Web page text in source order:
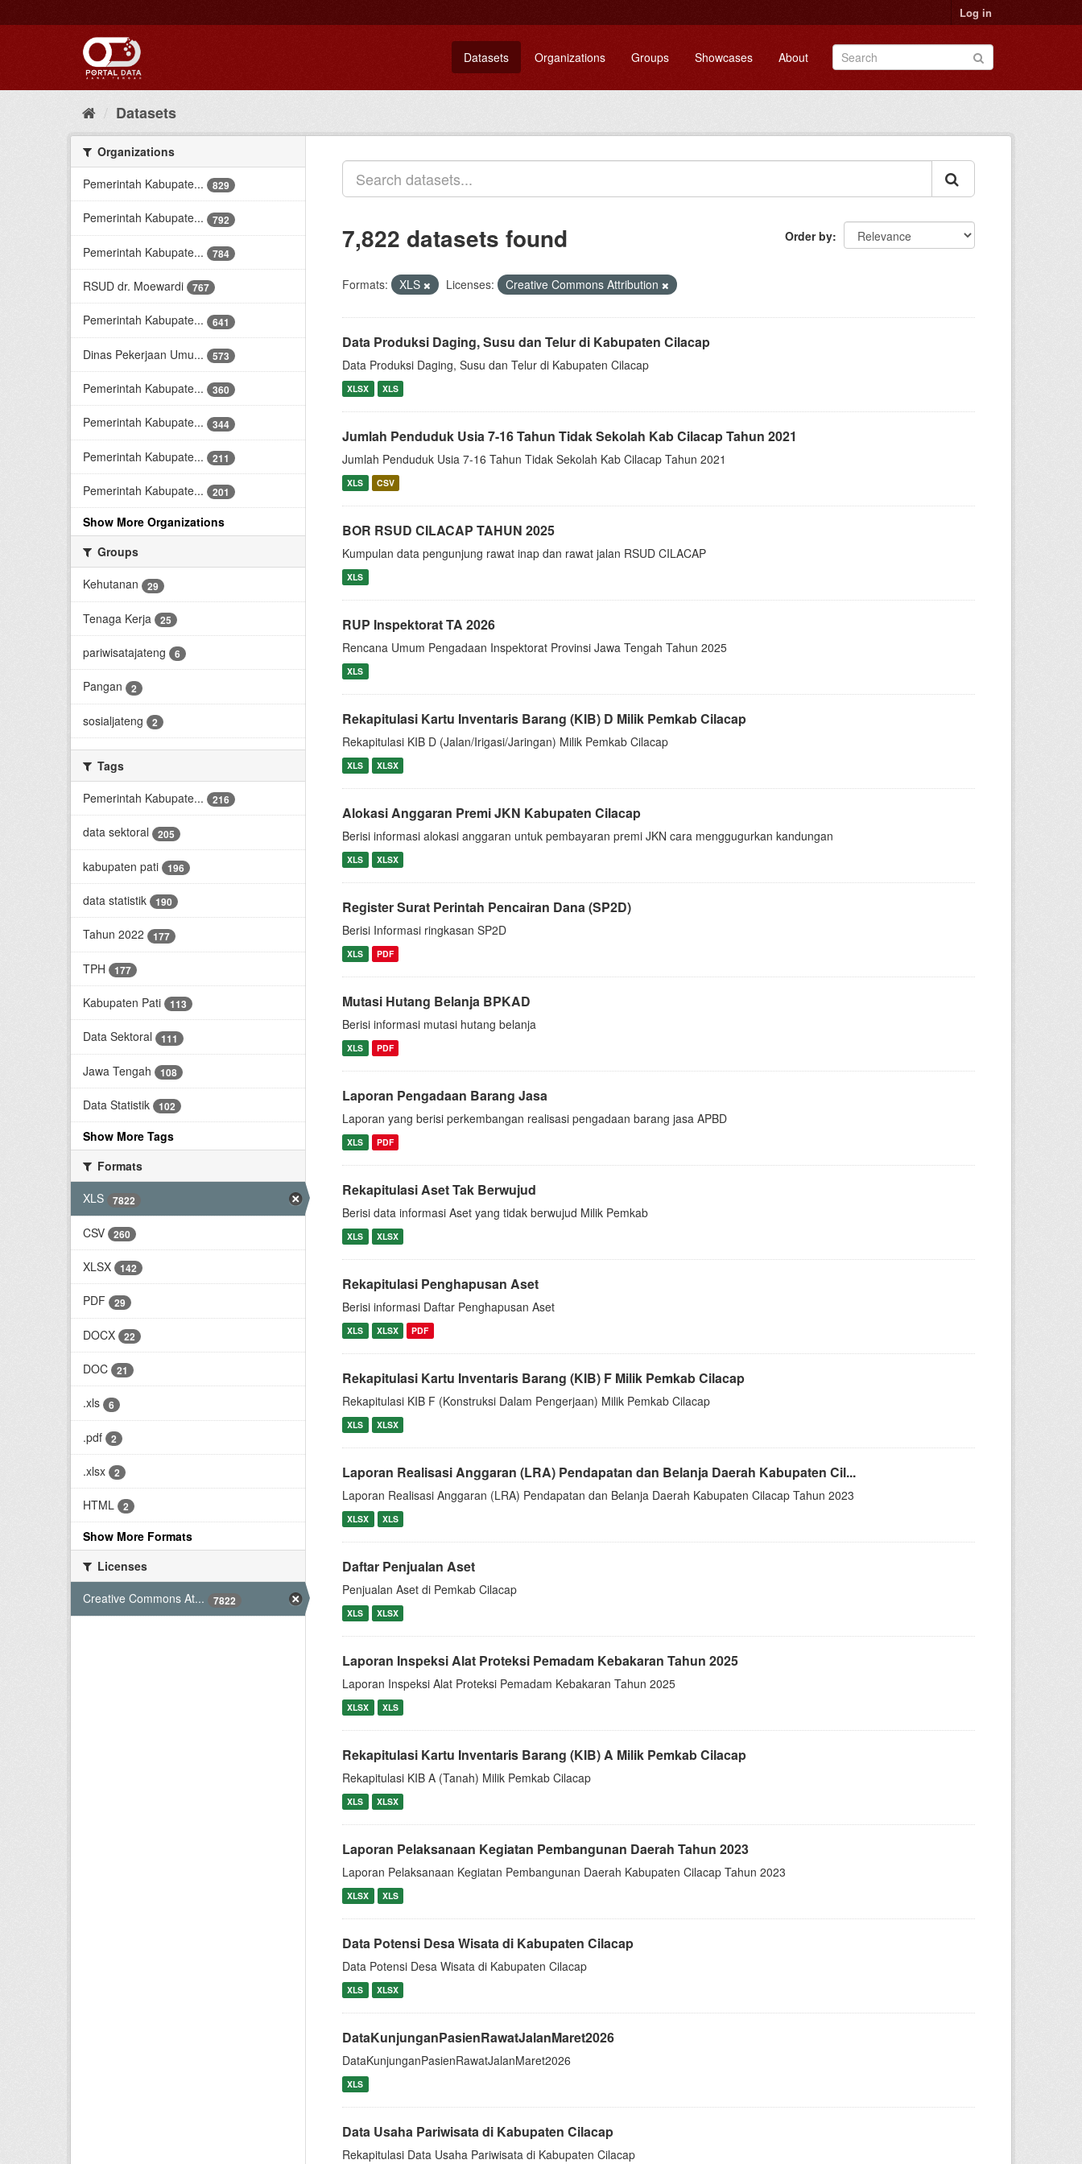
to
Log in
Datasets Organizations Groups Showcases About
Datasets
Organizations
Pemerintah Kabupate...
829
Pemerintah Kabupate... 792
Pemerintah Kabupate... 784
RSUD dr. Moewardi 767
Pemerintah Kabupate... 641
Dinas Pekerjaan Umu... 573
Pemerintah Kabupate... 360
Pemerintah Kabupate... 344
Pemerintah Kabupate... 211
Pemerintah Kabupate... 201
Show More Organizations
Groups
Kehutanan
29
Tenaga Kerja 25
pariwisatajateng 6
Pangan 2
sosialjateng 2
Tags
Pemerintah Kabupate...
216
data sektoral 205
kabupaten pati 196
data statistik 190
Tahun 2022 177
TPH 177
Kabupaten Pati 113
Data Sektoral 111
Jawa Tengah 108
Data Statistik 102
Show More Tags
Formats
XLS
7822
CSV 260
XLSX 142
PDF 29
DOCX 22
DOC 21
.xls 6
.pdf 2
.xlsx 2
HTML 2
Show More Formats
Licenses
Creative Commons At...
7822
Order by
7,822 datasets found
Formats: XLS Licenses: Creative Commons Attribution
Data Produksi Daging, Susu dan Telur di Kabupaten Cilacap
Data Produksi Daging, Susu dan Telur di Kabupaten Cilacap
XLSX XLS
Jumlah Penduduk Usia 7-16 Tahun Tidak Sekolah Kab Cilacap Tahun 2021
Jumlah Penduduk Usia 7-16 Tahun Tidak Sekolah Kab Cilacap Tahun 2021
XLS CSV
BOR RSUD CILACAP TAHUN 2025
Kumpulan data pengunjung rawat inap dan rawat jalan RSUD CILACAP
XLS
RUP Inspektorat TA 2026
Rencana Umum Pengadaan Inspektorat Provinsi Jawa Tengah Tahun 2025
XLS
Rekapitulasi Kartu Inventaris Barang (KIB) D Milik Pemkab Cilacap
Rekapitulasi KIB D (Jalan/Irigasi/Jaringan) Milik Pemkab Cilacap
XLS XLSX
Alokasi Anggaran Premi JKN Kabupaten Cilacap
Berisi informasi alokasi anggaran untuk pembayaran premi JKN cara menggugurkan kandungan
XLS XLSX
Register Surat Perintah Pencairan Dana (SP2D)
Berisi Informasi ringkasan SP2D
XLS PDF
Mutasi Hutang Belanja BPKAD
Berisi informasi mutasi hutang belanja
XLS PDF
Laporan Pengadaan Barang Jasa
Laporan yang berisi perkembangan realisasi pengadaan barang jasa APBD
XLS PDF
Rekapitulasi Aset Tak Berwujud
Berisi data informasi Aset yang tidak berwujud Milik Pemkab
XLS XLSX
Rekapitulasi Penghapusan Aset
Berisi informasi Daftar Penghapusan Aset
XLS XLSX PDF
Rekapitulasi Kartu Inventaris Barang (KIB) F Milik Pemkab Cilacap
Rekapitulasi KIB F (Konstruksi Dalam Pengerjaan) Milik Pemkab Cilacap
XLS XLSX
Laporan Realisasi Anggaran (LRA) Pendapatan dan Belanja Daerah Kabupaten Cil...
Laporan Realisasi Anggaran (LRA) Pendapatan dan Belanja Daerah Kabupaten Cilacap Tahun 2023
XLSX XLS
Daftar Penjualan Aset
Penjualan Aset di Pemkab Cilacap
XLS XLSX
Laporan Inspeksi Alat Proteksi Pemadam Kebakaran Tahun 2025
Laporan Inspeksi Alat Proteksi Pemadam Kebakaran Tahun 2025
XLSX XLS
Rekapitulasi Kartu Inventaris Barang (KIB) A Milik Pemkab Cilacap
Rekapitulasi KIB A (Tanah) Milik Pemkab Cilacap
XLS XLSX
Laporan Pelaksanaan Kegiatan Pembangunan Daerah Tahun 2023
Laporan Pelaksanaan Kegiatan Pembangunan Daerah Kabupaten Cilacap Tahun 2023
XLSX XLS
Data Potensi Desa Wisata di Kabupaten Cilacap
Data Potensi Desa Wisata di Kabupaten Cilacap
XLS XLSX
DataKunjunganPasienRawatJalanMaret2026
DataKunjunganPasienRawatJalanMaret2026
XLS
Data Usaha Pariwisata di Kabupaten Cilacap
Rekapitulasi Data Usaha Pariwisata di Kabupaten Cilacap